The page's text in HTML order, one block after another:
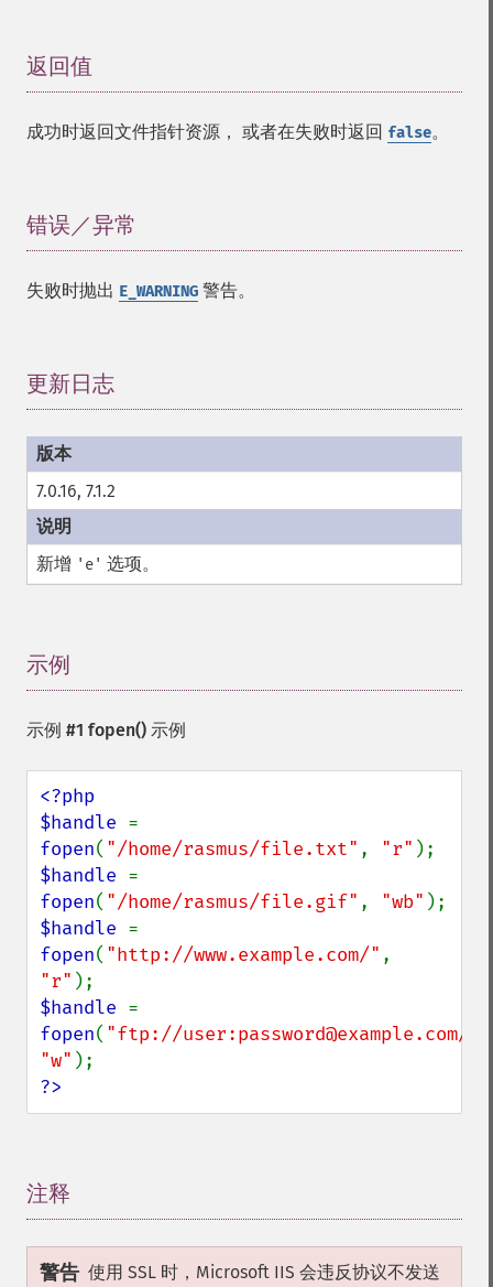
返回值
成功时返回文件指针资源， 或者在失败时返回 false。
错误／异常
失败时抛出 E_WARNING 警告。
更新日志
7.0.16, 7.1.2
新增 'e' 选项。
示例
示例 #1 fopen() 示例
<?php
$handle
fopen( "/home/rasmus/file.txt" , "r"
$handle
fopen( "/home/rasmus/file.gif" , "wb"
$handle
fopen( "http://www.example.com/"
"r"
$handle
fopen( "ftp://user:password@example.com/
"w"
?>
注释
警告 使用 SSL 时，Microsoft IIS 会违反协议不发送